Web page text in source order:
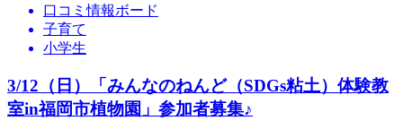
口コミ情報ボード
子育て
小学生
3/12（日）「みんなのねんど（SDGs粘土）体験教
室in福岡市植物園」参加者募集♪